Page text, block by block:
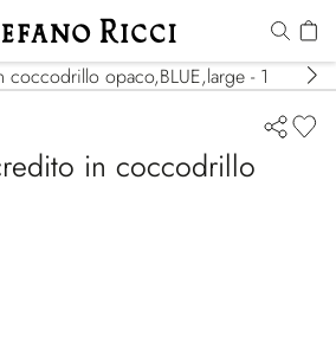
in coccodrillo